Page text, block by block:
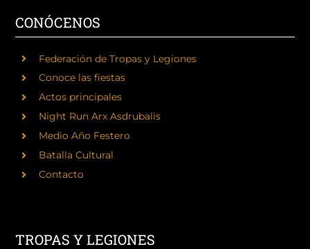
CONÓCENOS
Federación de Tropas y Legiones
Conoce las fiestas
Actos principales
Night Run Arx Asdrubalis
Medio Año Festero
Batalla Cultural
Contacto
TROPAS Y LEGIONES